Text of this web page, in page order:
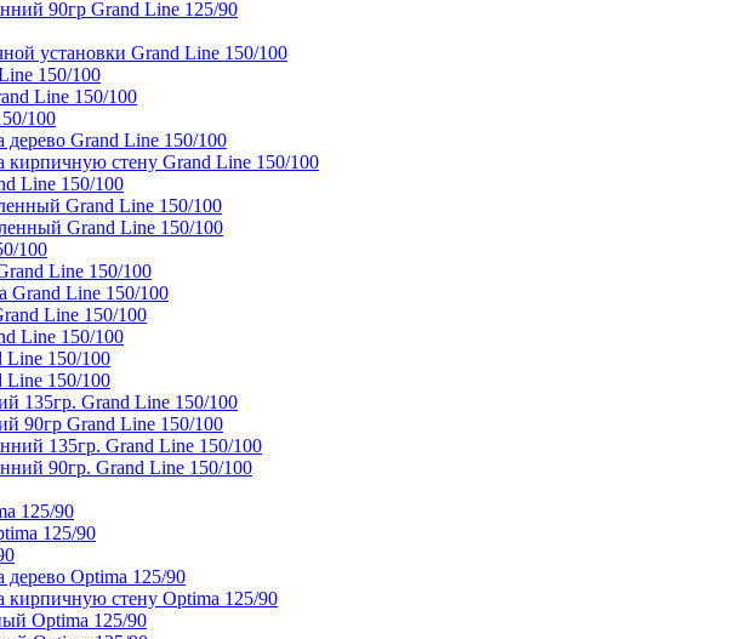
90гр Grand Line 125/90
установки Grand Line 150/100
150/100
Line 150/100
100
Grand Line 150/100
кирпичную стену Grand Line 150/100
Line 150/100
Grand Line 150/100
Grand Line 150/100
100
Line 150/100
Grand Line 150/100
Line 150/100
Line 150/100
Line 150/100
Line 150/100
135гр. Grand Line 150/100
90гр Grand Line 150/100
135гр. Grand Line 150/100
90гр. Grand Line 150/100
125/90
125/90
Optima 125/90
кирпичную стену Optima 125/90
Optima 125/90